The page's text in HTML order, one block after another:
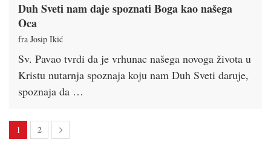
Duh Sveti nam daje spoznati Boga kao našega
Oca
fra Josip Ikić
Sv. Pavao tvrdi da je vrhunac našega novoga života u
Kristu nutarnja spoznaja koju nam Duh Sveti daruje,
spoznaja da …
1 2